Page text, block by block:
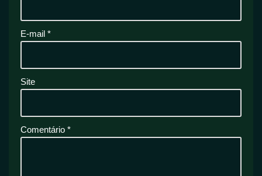
E-mail *
Site
Comentário *